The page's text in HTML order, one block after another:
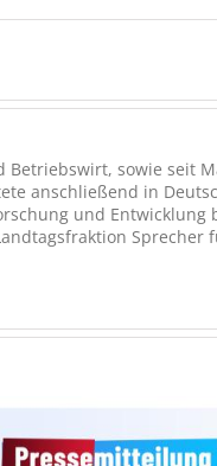
Betriebswirt, sowie seit
anschließend in
und
Sprecher